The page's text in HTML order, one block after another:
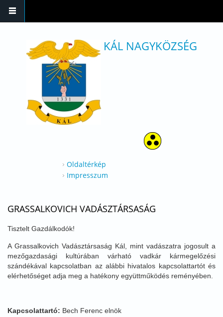
KÁL NAGYKÖZSÉG
Oldaltérkép
Impresszum
GRASSALKOVICH VADÁSZTÁRSASÁG
Tisztelt Gazdálkodók!
A Grassalkovich Vadásztársaság Kál, mint vadászatra jogosult a
mezőgazdasági kultúrában várható vadkár kármegelőzési
szándékával kapcsolatban az alábbi hivatalos kapcsolattartót és
elérhetőséget adja meg a hatékony együttműködés reményében.
Kapcsolattartó: Bech Ferenc elnök